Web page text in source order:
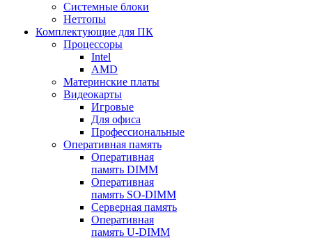
Системные блоки
Неттопы
Комплектующие для ПК
Процессоры
Intel
AMD
Материнские платы
Видеокарты
Игровые
Для офиса
Профессиональные
Оперативная память
Оперативная
память DIMM
Оперативная
память SO-DIMM
Серверная память
Оперативная
память U-DIMM